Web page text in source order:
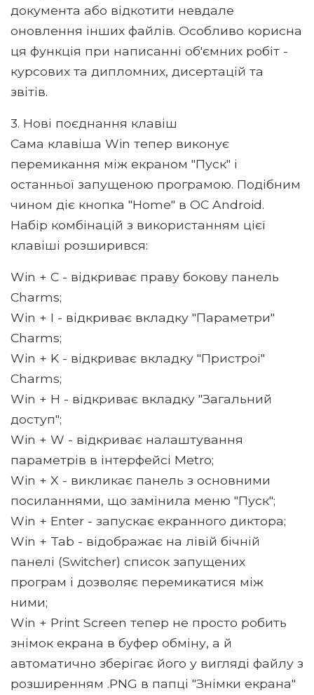
документа або відкотити невдале
оновлення інших файлів. Особливо корисна
ця функція при написанні об'ємних робіт -
курсових та дипломних, дисертацій та
звітів.
3. Нові поєднання клавіш
Сама клавіша Win тепер виконує
перемикання між екраном "Пуск" і
останньої запущеною програмою. Подібним
чином діє кнопка "Home" в ОС Android.
Набір комбінацій з використанням цієї
клавіші розширився:
Win + C - відкриває праву бокову панель
Charms;
Win + I - відкриває вкладку "Параметри"
Charms;
Win + K - відкриває вкладку "Пристрої"
Charms;
Win + H - відкриває вкладку "Загальний
доступ";
Win + W - відкриває налаштування
параметрів в інтерфейсі Metro;
Win + X - викликає панель з основними
посиланнями, що замінила меню "Пуск";
Win + Enter - запускає екранного диктора;
Win + Tab - відображає на лівій бічній
панелі (Switcher) список запущених
програм і дозволяє перемикатися між
ними;
Win + Print Screen тепер не просто робить
знімок екрана в буфер обміну, а й
автоматично зберігає його у вигляді файлу з
розширенням .PNG в папці "Знімки екрана"